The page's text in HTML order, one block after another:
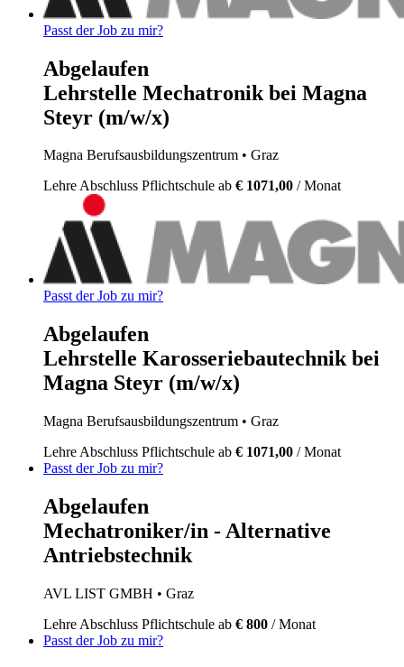
Passt der Job zu mir?
Abgelaufen
Lehrstelle Mechatronik bei Magna
Steyr (m/w/x)
Magna Berufsausbildungszentrum • Graz
LehreAbschluss Pflichtschule ab € 1071,00 / Monat
Passt der Job zu mir?
Abgelaufen
Lehrstelle Karosseriebautechnik bei
Magna Steyr (m/w/x)
Magna Berufsausbildungszentrum • Graz
Lehre Abschluss Pflichtschule ab € 1071,00 / Monat
Passt der Job zu mir?
Abgelaufen
Mechatroniker/in - Alternative
Antriebstechnik
AVL LIST GMBH • Graz
Lehre Abschluss Pflichtschule ab € 800 / Monat
Passt der Job zu mir?